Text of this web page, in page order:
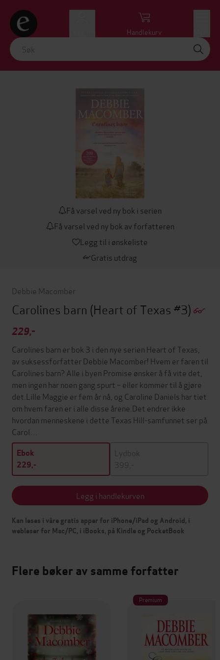
Handlekurv
Få varsel ved ny bok i serien
Få varsel ved ny bok av forfatteren
Legg til i ønskeliste
Gratis utdrag
Debbie Macomber
Carolines barn (Heart of Texas #3)
229,-
Carolines barn er bok 3 i den nye serien Heart of Texas,
av suksessforfatter Debbie Macomber! Hvem er faren til
Carolines barn? Alle i byen Promise ønsker å få vite det,
men ingen har noen gang spurt – eller kommer til å gjøre
det.Lille Maggie er fem år nå, og Caroline Daniels har tiet
om hvem faren er i alle disse årene.Det endrer ikke
hvordan menneskene i dette Texas Hill-samfunnet ser på
Carol…
Ebok
229,-
Lydbok
399,-
Legg i handlekurven
Kan leses i våre gratis apper for iPhone/iPad og Android, i
webleser for Mac/PC, i iBooks, på Kindle og PocketBook
Flere bøker av samme forfatter
Premium